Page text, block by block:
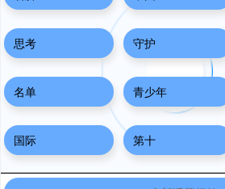
思考 守护
名单 青少年
国际 第十